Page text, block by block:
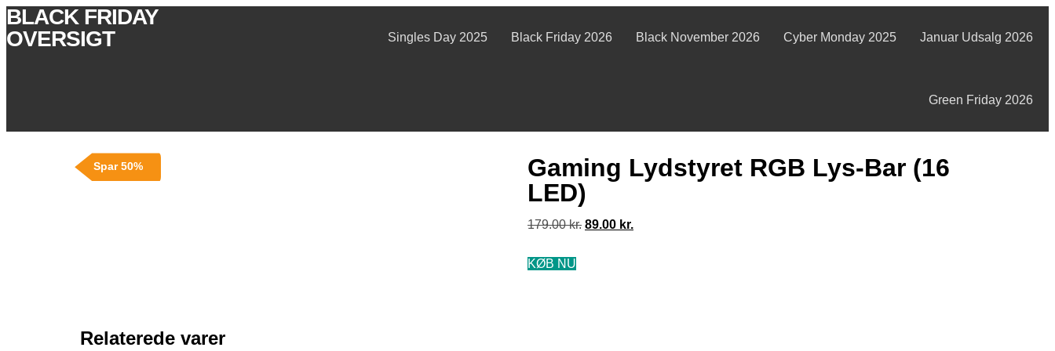
BLACK FRIDAY
OVERSIGT
Singles Day 2025 Black Friday 2026 Black November 2026 Cyber Monday 2025 Januar Udsalg 2026
Green Friday 2026
Spar 50%
Gaming Lydstyret RGB Lys-Bar (16
LED)
179.00kr. 89.00 kr.
KØB NU
Relaterede varer